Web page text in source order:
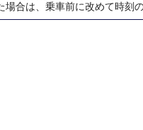
合は、乗車前に改めて時刻